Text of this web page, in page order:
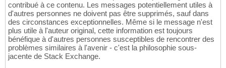
contribué à ce contenu. Les messages potentiellement utiles à
d'autres personnes ne doivent pas être supprimés, sauf dans
des circonstances exceptionnelles. Même si le message n'est
plus utile à l'auteur original, cette information est toujours
bénéfique à d'autres personnes susceptibles de rencontrer des
problèmes similaires à l'avenir - c'est la philosophie sous-
jacente de Stack Exchange.